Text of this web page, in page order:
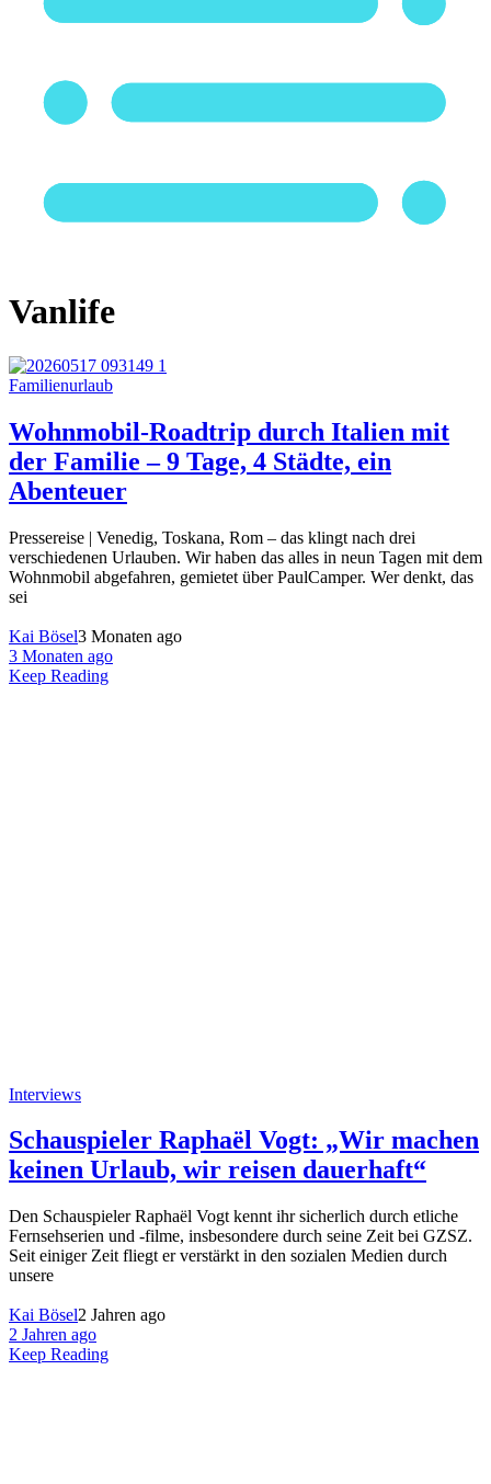
Vanlife
Familienurlaub
Wohnmobil-Roadtrip durch Italien mit
der Familie – 9 Tage, 4 Städte, ein
Abenteuer
Pressereise | Venedig, Toskana, Rom – das klingt nach drei
verschiedenen Urlauben. Wir haben das alles in neun Tagen mit dem
Wohnmobil abgefahren, gemietet über PaulCamper. Wer denkt, das
sei
Kai Bösel3 Monaten ago
3 Monaten ago
Keep Reading
Interviews
Schauspieler Raphaël Vogt: „Wir machen
keinen Urlaub, wir reisen dauerhaft“
Den Schauspieler Raphaël Vogt kennt ihr sicherlich durch etliche
Fernsehserien und -filme, insbesondere durch seine Zeit bei GZSZ.
Seit einiger Zeit fliegt er verstärkt in den sozialen Medien durch
unsere
Kai Bösel2 Jahren ago
2 Jahren ago
Keep Reading